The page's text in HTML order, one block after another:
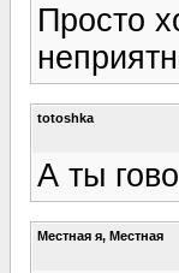
Просто
totoshka
А ты
Местная я, Местная